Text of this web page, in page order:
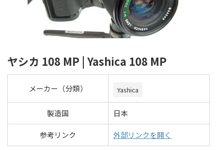
ヤシカ 108 MP | Yashica 108 MP
メーカー（分類） Yashica
製造国 日本
参考リンク 外部リンクを開く